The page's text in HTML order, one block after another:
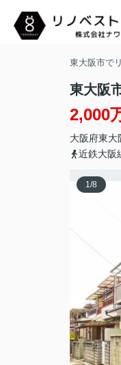
東大阪市で
東大阪
2,000
大阪府東大
近鉄大阪
1/8